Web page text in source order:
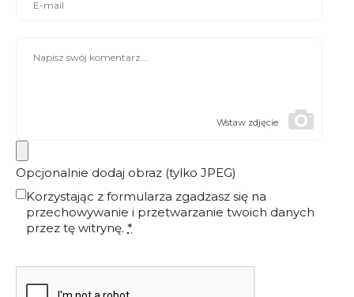
Wstaw zdjęcie
Opcjonalnie dodaj obraz (tylko JPEG)
Korzystając z formularza zgadzasz się na
przechowywanie i przetwarzanie twoich danych
przez tę witrynę. *